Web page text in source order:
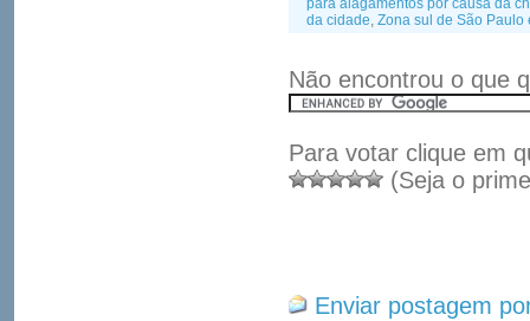
para alagamentos por causa da
da cidade, Zona sul de São Paulo
Não encontrou o que
Para votar clique em
(Seja o
Enviar postagem